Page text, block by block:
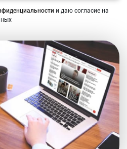
и даю согласие на